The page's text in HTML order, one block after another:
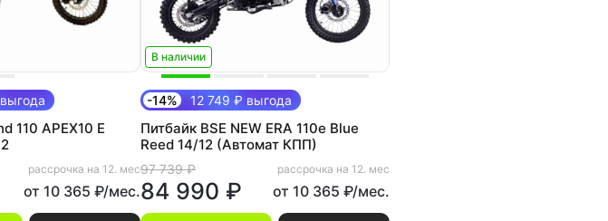
110 APEX10 E
рассрочка на 12. мес
от 10 365 ₽/мес.
В наличии
-14% 12 749 ₽ выгода
Питбайк BSE NEW ERA 110e Blue
Reed 14/12 (Автомат КПП)
97 739 ₽
84 990 ₽
рассрочка на 12. мес
от 10 365 ₽/мес.